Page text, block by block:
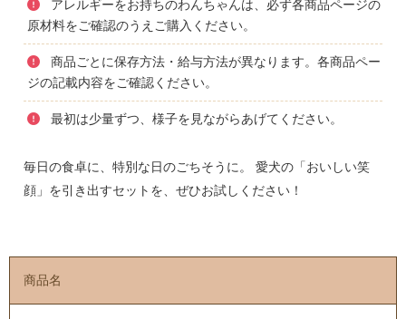
アレルギーをお持ちのわんちゃんは、必ず各商品ページの
原材料をご確認のうえご購入ください。
商品ごとに保存方法・給与方法が異なります。各商品ペー
ジの記載内容をご確認ください。
最初は少量ずつ、様子を見ながらあげてください。
毎日の食卓に、特別な日のごちそうに。 愛犬の「おいしい笑
顔」を引き出すセットを、ぜひお試しください！
商品名